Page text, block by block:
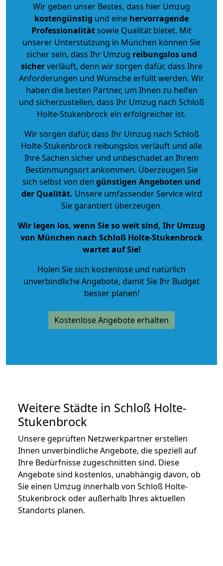
Wir geben unser Bestes, dass hier Umzug
kostengünstig und eine hervorragende
Professionalitätsowie Qualität bietet. Mit
unserer Unterstützung in München können Sie
sicher sein, dass Ihr Umzug reibungslos und
sicherverläuft, denn wir sorgen dafür, dass Ihre
Anforderungen und Wünsche erfüllt werden. Wir
haben die besten Partner, um Ihnen zu helfen
und sicherzustellen, dass Ihr Umzug nach Schloß
Holte-Stukenbrock ein erfolgreicher ist.
Wir sorgen dafür, dass Ihr Umzug nach Schloß
Holte-Stukenbrock reibungslos verläuft und alle
Ihre Sachen sicher und unbeschadet an Ihrem
Bestimmungsort ankommen. Überzeugen Sie
sich selbst von den günstigen Angeboten und
der Qualität. Unsere umfassender Service wird
Sie garantiert überzeugen.
Wir legen los, wenn Sie so weit sind, Ihr Umzug
von München nach Schloß Holte-Stukenbrock
wartet auf Sie!
Holen Sie sich kostenlose und natürlich
unverbindliche Angebote, damit Sie Ihr Budget
besser planen!
Kostenlose Angebote erhalten
Weitere Städte in Schloß Holte-
Stukenbrock
Unsere geprüften Netzwerkpartner erstellen
Ihnen unverbindliche Angebote, die speziell auf
Ihre Bedürfnisse zugeschnitten sind. Diese
Angebote sind kostenlos, unabhängig davon, ob
Sie einen Umzug innerhalb von Schloß Holte-
Stukenbrock oder außerhalb Ihres aktuellen
Standorts planen.